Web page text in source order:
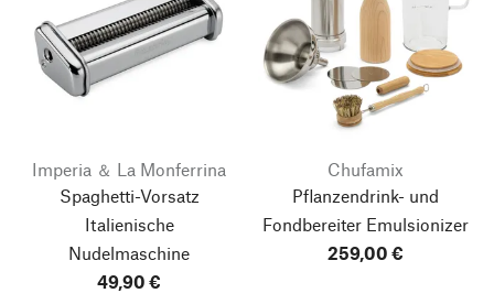
Imperia ＆ La Monferrina
Spaghetti-Vorsatz
Italienische
Nudelmaschine
49,90 €
Chufamix
Pflanzendrink- und
Fondbereiter Emulsionizer
259,00 €